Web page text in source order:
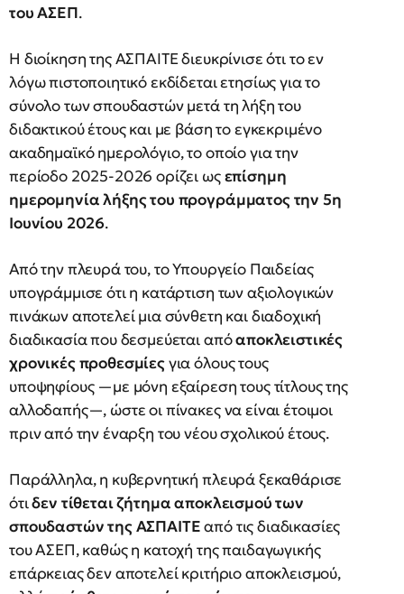
του ΑΣΕΠ.
Η διοίκηση της ΑΣΠΑΙΤΕ διευκρίνισε ότι το εν
λόγω πιστοποιητικό εκδίδεται ετησίως για το
σύνολο των σπουδαστών μετά τη λήξη του
διδακτικού έτους και με βάση το εγκεκριμένο
ακαδημαϊκό ημερολόγιο, το οποίο για την
περίοδο 2025-2026 ορίζει ωςεπίσημη
ημερομηνία λήξης του προγράμματος την 5η
Ιουνίου 2026.
Από την πλευρά του, το Υπουργείο Παιδείας
υπογράμμισε ότι η κατάρτιση των αξιολογικών
πινάκων αποτελεί μια σύνθετη και διαδοχική
διαδικασία που δεσμεύεται απόαποκλειστικές
χρονικές προθεσμίεςγια όλους τους
υποψηφίους —με μόνη εξαίρεση τους τίτλους της
αλλοδαπής—, ώστε οι πίνακες να είναι έτοιμοι
πριν από την έναρξη του νέου σχολικού έτους.
Παράλληλα, η κυβερνητική πλευρά ξεκαθάρισε
ότιδεν τίθεται ζήτημα αποκλεισμού των
σπουδαστών της ΑΣΠΑΙΤΕαπό τις διαδικασίες
του ΑΣΕΠ, καθώς η κατοχή της παιδαγωγικής
επάρκειας δεν αποτελεί κριτήριο αποκλεισμού,